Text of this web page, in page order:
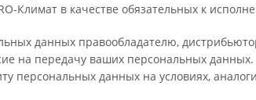
Климат в качестве обязательных к
данных правообладателю,
на передачу ваших персональных
персональных данных на условиях,